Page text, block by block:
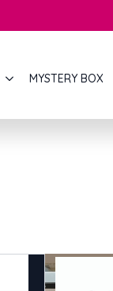
MYSTERY BOX